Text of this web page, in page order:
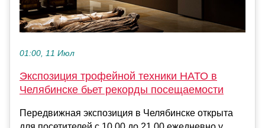
01:00, 11 Июл
Экспозиция трофейной техники НАТО в
Челябинске бьет рекорды посещаемости
Передвижная экспозиция в Челябинске открыта